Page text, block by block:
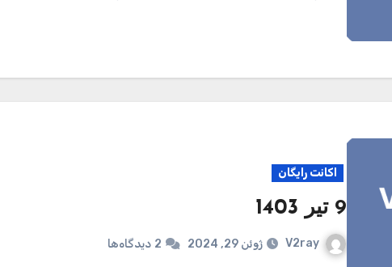
اکانت رایگان
9 تیر 1403
V2ray ژوئن 29, 2024 2 دیدگاه‌ها